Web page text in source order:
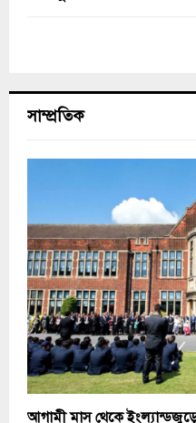
সাম্প্রতিক
আগামী মাস থেকে